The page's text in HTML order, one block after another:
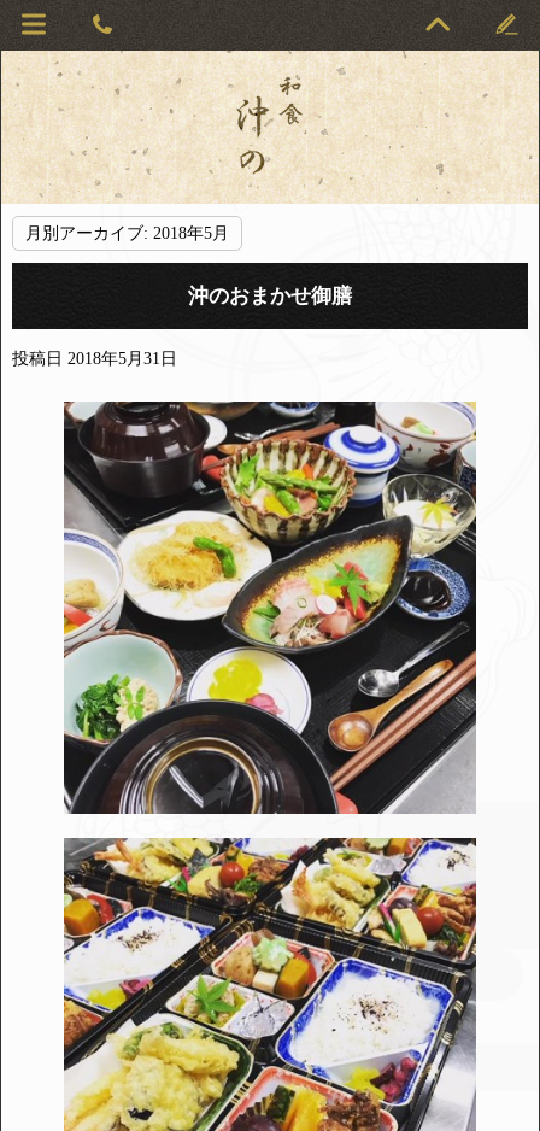
月別アーカイブ: 2018年5月
沖のおまかせ御膳
投稿日 2018年5月31日